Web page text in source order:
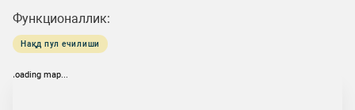
Функционаллик:
Нақд пул ечилиши
loading map...